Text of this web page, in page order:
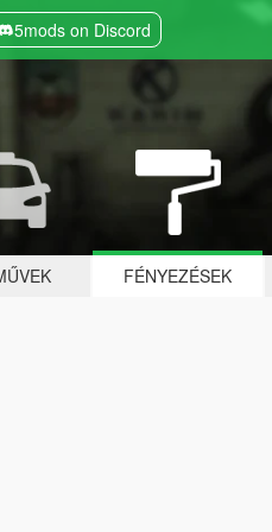
5mods on Discord
FÉNYEZÉSEK